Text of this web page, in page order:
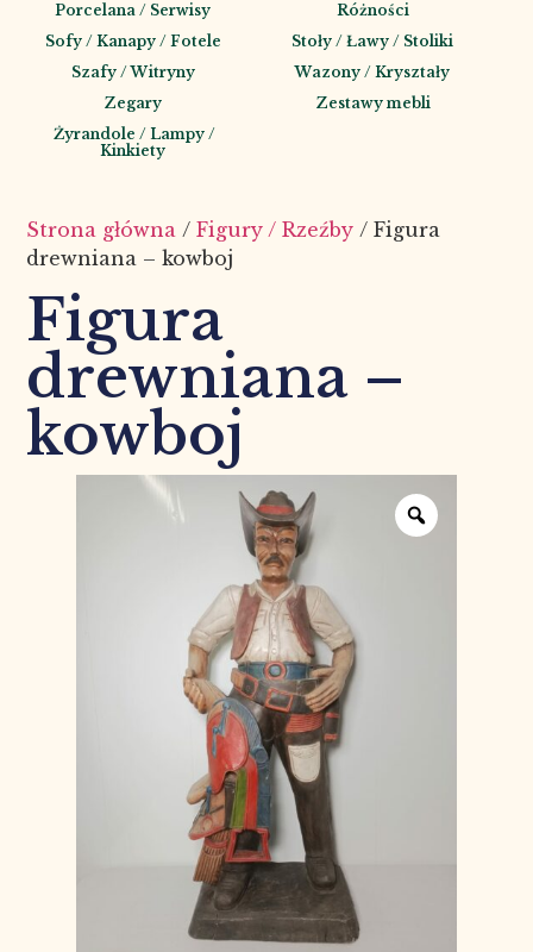
Porcelana / Serwisy
Różności
Sofy / Kanapy / Fotele
Stoły / Ławy / Stoliki
Szafy / Witryny
Wazony / Kryształy
Zegary
Zestawy mebli
Żyrandole / Lampy /
Kinkiety
Strona główna /Figury / Rzeźby / Figura
drewniana – kowboj
Figura
drewniana –
kowboj